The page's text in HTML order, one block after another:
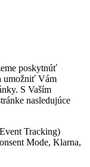
poskytnúť
umožniť Vám
S Vaším
nasledujúce
Tracking)
Mode, Klarna,